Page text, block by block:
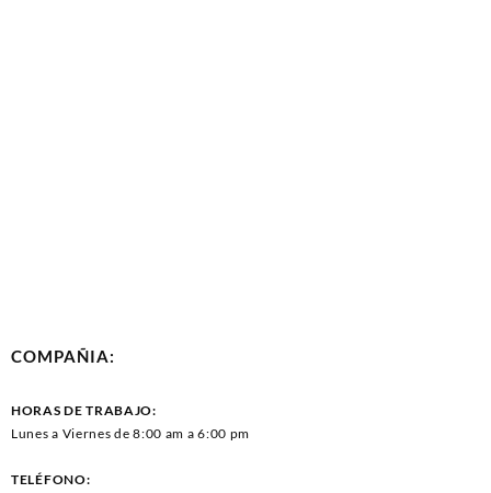
COMPAÑIA:
HORAS DE TRABAJO:
Lunes a Viernes de 8:00 am a 6:00 pm
TELÉFONO: